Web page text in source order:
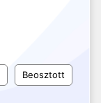
Beosztott